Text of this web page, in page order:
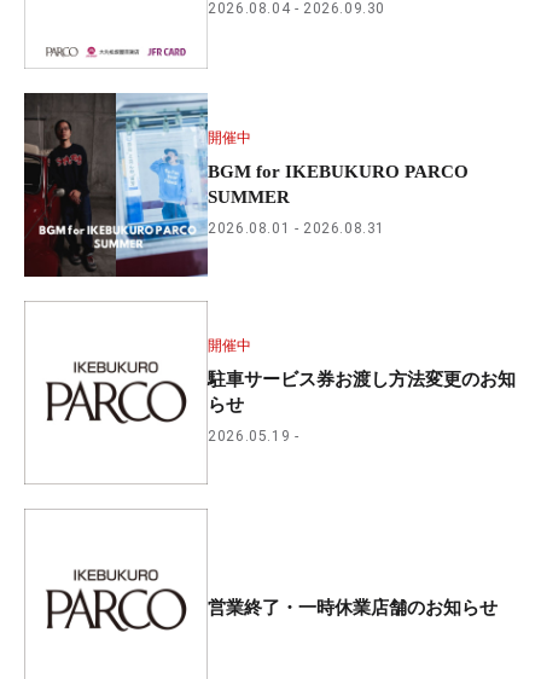
2026.08.04 2026.09.30
開催中
BGM for IKEBUKURO PARCO
SUMMER
2026.08.01 2026.08.31
開催中
駐車サービス券お渡し方法変更のお知
らせ
2026.05.19
営業終了・一時休業店舗のお知らせ